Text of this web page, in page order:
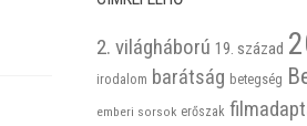
2. világháború 19. század
irodalom barátság betegség
emberi sorsok erőszak